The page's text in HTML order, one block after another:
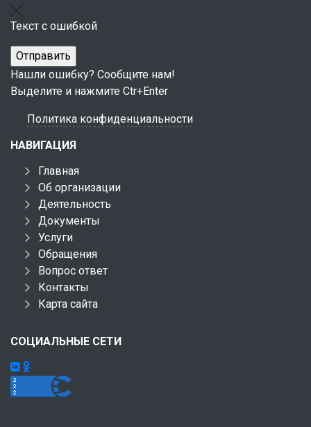
Текст с ошибкой
Нашли ошибку? Сообщите нам!
Выделите и нажмите Ctr+Enter
Политика конфиденциальности
НАВИГАЦИЯ
Главная
Об организации
Деятельность
Документы
Услуги
Обращения
Вопрос ответ
Контакты
Карта сайта
СОЦИАЛЬНЫЕ СЕТИ